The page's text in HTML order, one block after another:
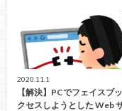
2020.11.1
【解決】PCでフェイスブ
クセスしようとした Web